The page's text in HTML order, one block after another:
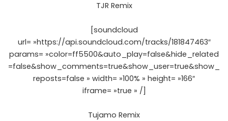
TJR Remix
[soundcloud
url= »https://api.soundcloud.com/tracks/181847463″
params= »color=ff5500&auto_play=false&hide_related
=false&show_comments=true&show_user=true&show_
reposts=false » width= »100% » height= »166″
iframe= »true » /]
Tujamo Remix